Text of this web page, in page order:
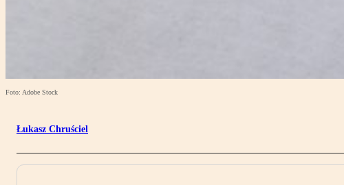
Foto: Adobe Stock
Łukasz Chruściel